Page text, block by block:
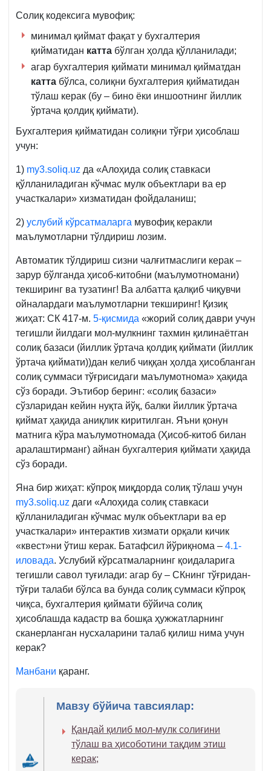
Солиқ кодексига мувофиқ:
минимал қиймат фақат у бухгалтерия
қийматидан катта бўлган ҳолда қўлланилади;
агар бухгалтерия қиймати минимал қийматдан
катта бўлса, солиқни бухгалтерия қийматидан
тўлаш керак (бу – бино ёки иншоотнинг йиллик
ўртача қолдиқ қиймати).
Бухгалтерия қийматидан солиқни тўғри ҳисоблаш
учун:
1) my3.soliq.uz да «Алоҳида солиқ ставкаси
қўлланиладиган кўчмас мулк объектлари ва ер
участкалари» хизматидан фойдаланиш;
2) услубий кўрсатмаларга мувофиқ керакли
маълумотларни тўлдириш лозим.
Автоматик тўлдириш сизни чалғитмаслиги керак –
зарур бўлганда ҳисоб-китобни (маълумотномани)
текширинг ва тузатинг! Ва албатта қалқиб чиқувчи
ойналардаги маълумотларни текширинг! Қизиқ
жиҳат: СК 417-м. 5-қисмида «жорий солиқ даври учун
тегишли йилдаги мол-мулкнинг тахмин қилинаётган
солиқ базаси (йиллик ўртача қолдиқ қиймати (йиллик
ўртача қиймати))дан келиб чиққан ҳолда ҳисобланган
солиқ суммаси тўғрисидаги маълумотнома» ҳақида
сўз боради. Эътибор беринг: «солиқ базаси»
сўзларидан кейин нуқта йўқ, балки йиллик ўртача
қиймат ҳақида аниқлик киритилган. Яъни қонун
матнига кўра маълумотномада (Ҳисоб-китоб билан
аралаштирманг) айнан бухгалтерия қиймати ҳақида
сўз боради.
Яна бир жиҳат: кўпроқ миқдорда солиқ тўлаш учун
my3.soliq.uz даги «Алоҳида солиқ ставкаси
қўлланиладиган кўчмас мулк объектлари ва ер
участкалари» интерактив хизмати орқали кичик
«квест»ни ўтиш керак. Батафсил йўриқнома – 4.1-
иловада. Услубий кўрсатмаларнинг қоидаларига
тегишли савол туғилади: агар бу – СКнинг тўғридан-
тўғри талаби бўлса ва бунда солиқ суммаси кўпроқ
чиқса, бухгалтерия қиймати бўйича солиқ
ҳисоблашда кадастр ва бошқа ҳужжатларнинг
сканерланган нусхаларини талаб қилиш нима учун
керак?
Манбани қаранг.
Мавзу бўйича тавсиялар:
Қандай қилиб мол-мулк солиғини
тўлаш ва ҳисоботини тақдим этиш
керак;